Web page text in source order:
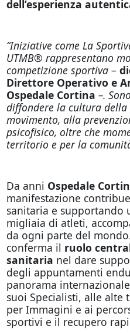
dell’esperienza
“Iniziative come La
UTMB® rappresentano
competizione sportiva –
Direttore Operativo e
Ospedale Cortina –.
diffondere la cultura
movimento, alla
psicofisico, oltre che
territorio e per la
Da anni Ospedale
manifestazione
sanitaria e supportando
migliaia di atleti,
da ogni parte del
conferma il ruolo
sanitaria nel dare
degli appuntamenti
panorama
suoi Specialisti, alle alte
per Immagini e ai
sportivi e il recupero